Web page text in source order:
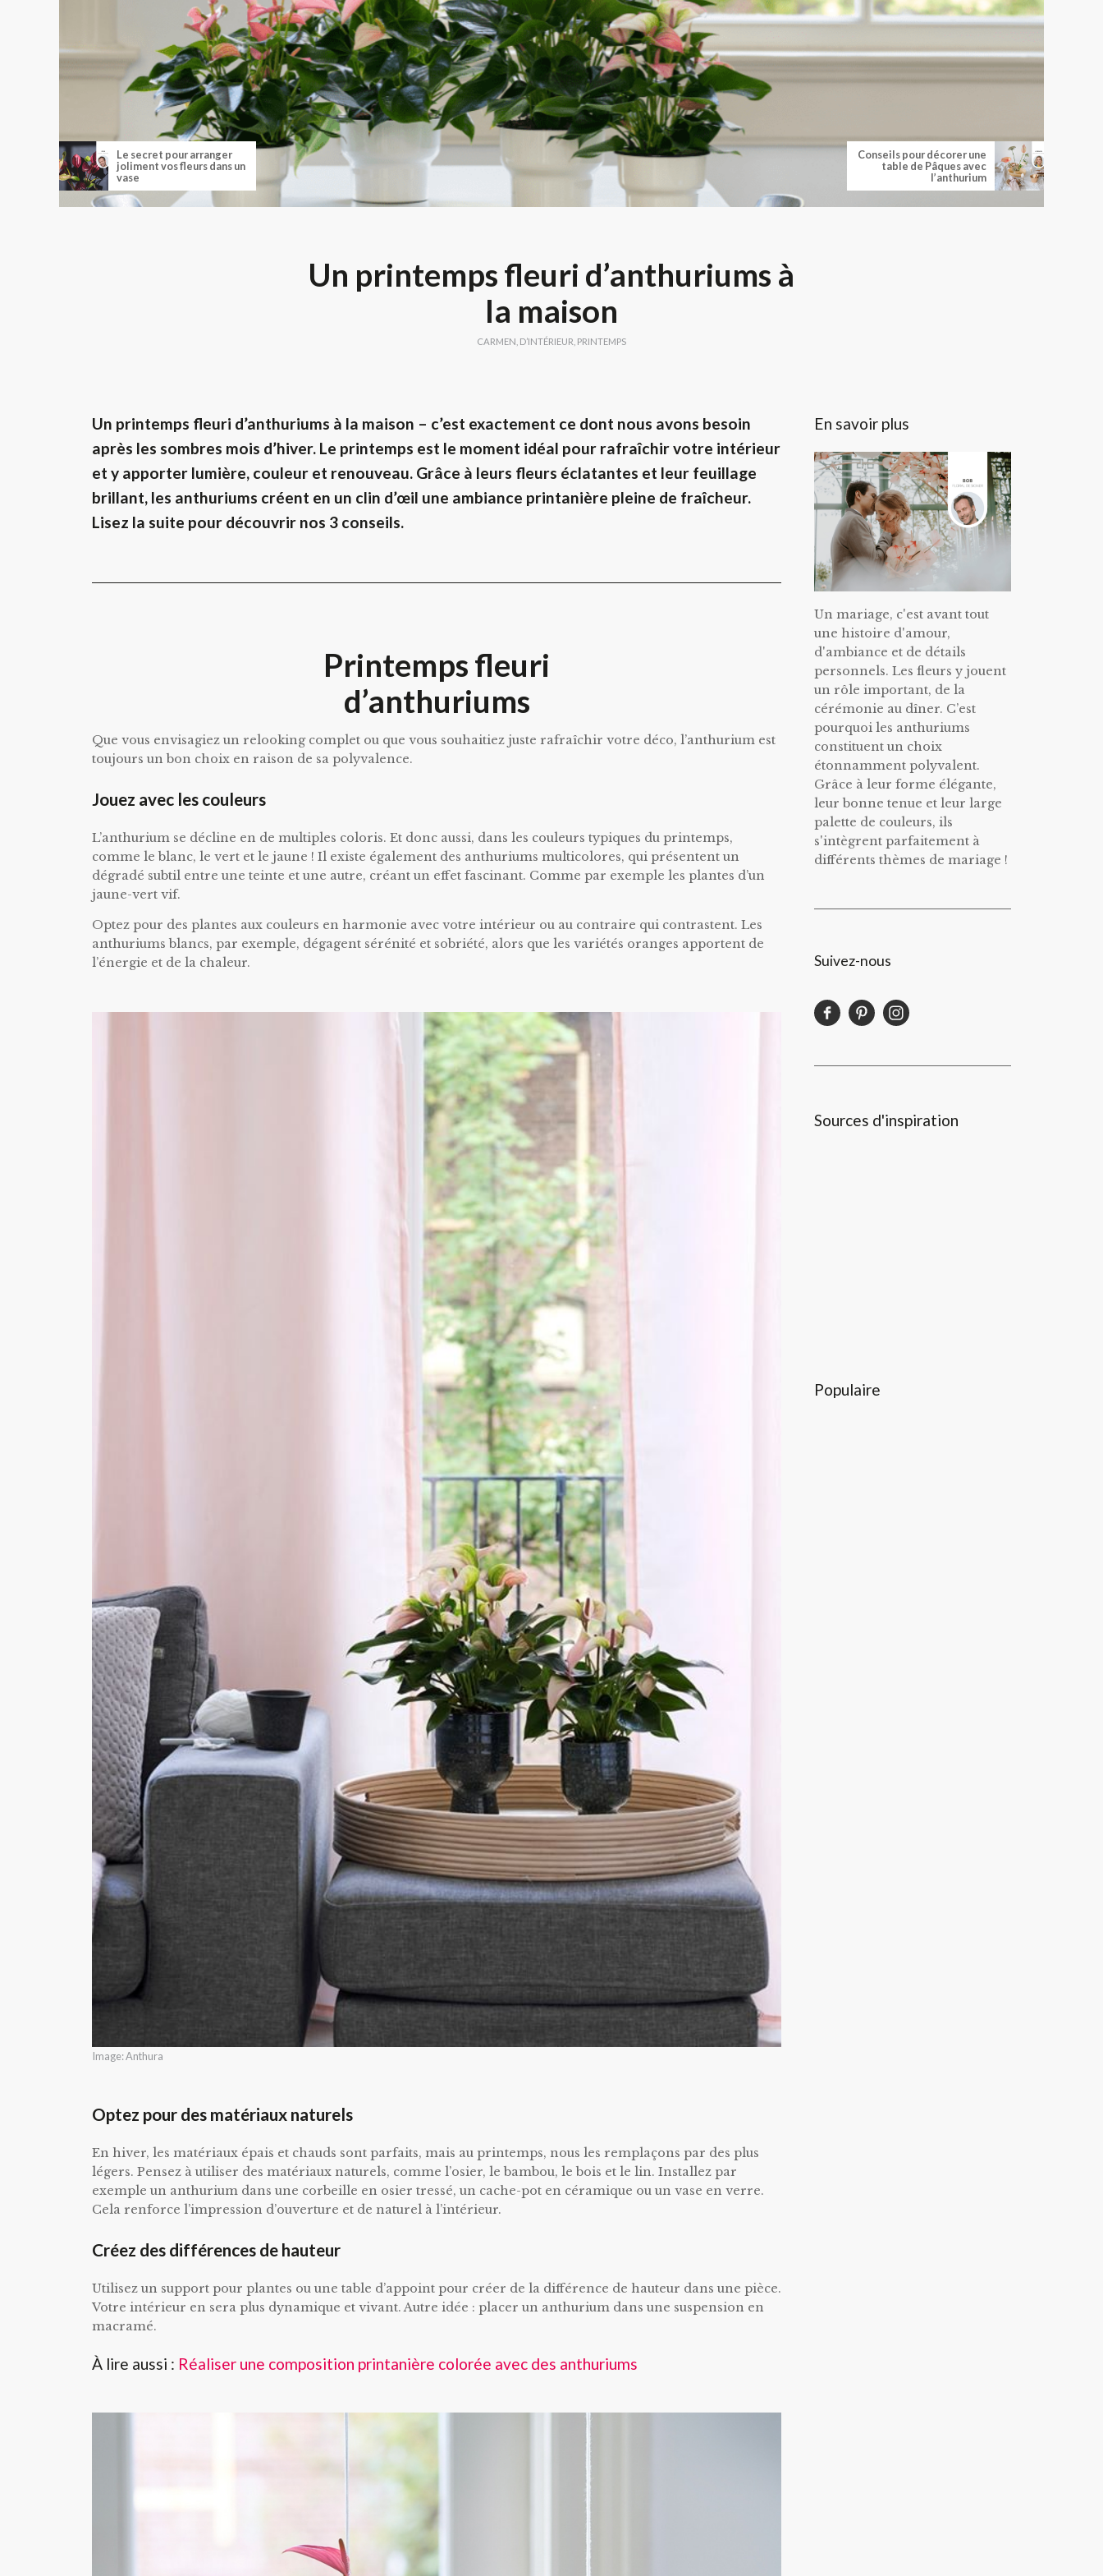
Conseils pour décorer une
table de Pâques avec
l’anthurium
Le secret pour arranger
joliment vos fleurs dans un
vase
Un printemps fleuri d’anthuriums à
la maison
CARMEN D’INTÉRIEUR PRINTEMPS
Un printemps fleuri d’anthuriums à la maison – c’est exactement ce dont nous avons besoin
après les sombres mois d’hiver. Le printemps est le moment idéal pour rafraîchir votre intérieur
et y apporter lumière, couleur et renouveau. Grâce à leurs fleurs éclatantes et leur feuillage
brillant, les anthuriums créent en un clin d’œil une ambiance printanière pleine de fraîcheur.
Lisez la suite pour découvrir nos 3 conseils.
Printemps fleuri
d’anthuriums
Que vous envisagiez un relooking complet ou que vous souhaitiez juste rafraîchir votre déco, l’anthurium est
toujours un bon choix en raison de sa polyvalence.
Jouez avec les couleurs
L’anthurium se décline en de multiples coloris. Et donc aussi, dans les couleurs typiques du printemps,
comme le blanc, le vert et le jaune ! Il existe également des anthuriums multicolores, qui présentent un
dégradé subtil entre une teinte et une autre, créant un effet fascinant. Comme par exemple les plantes d’un
jaune-vert vif.
Optez pour des plantes aux couleurs en harmonie avec votre intérieur ou au contraire qui contrastent. Les
anthuriums blancs, par exemple, dégagent sérénité et sobriété, alors que les variétés oranges apportent de
l’énergie et de la chaleur.
Image: Anthura
Optez pour des matériaux naturels
En hiver, les matériaux épais et chauds sont parfaits, mais au printemps, nous les remplaçons par des plus
légers. Pensez à utiliser des matériaux naturels, comme l’osier, le bambou, le bois et le lin. Installez par
exemple un anthurium dans une corbeille en osier tressé, un cache-pot en céramique ou un vase en verre.
Cela renforce l’impression d’ouverture et de naturel à l’intérieur.
Créez des différences de hauteur
Utilisez un support pour plantes ou une table d’appoint pour créer de la différence de hauteur dans une pièce.
Votre intérieur en sera plus dynamique et vivant. Autre idée : placer un anthurium dans une suspension en
macramé.
À lire aussi : Réaliser une composition printanière colorée avec des anthuriums
En savoir plus
Un mariage, c'est avant tout
une histoire d'amour,
d'ambiance et de détails
personnels. Les fleurs y jouent
un rôle important, de la
cérémonie au dîner. C’est
pourquoi les anthuriums
constituent un choix
étonnamment polyvalent.
Grâce à leur forme élégante,
leur bonne tenue et leur large
palette de couleurs, ils
s'intègrent parfaitement à
différents thèmes de mariage !
Suivez-nous
Sources d'inspiration
Populaire